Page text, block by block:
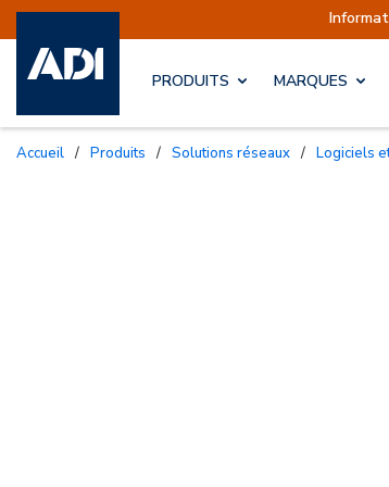
Information | Les
PRODUITS MARQUES
Accueil / Produits / Solutions réseaux / Logiciels